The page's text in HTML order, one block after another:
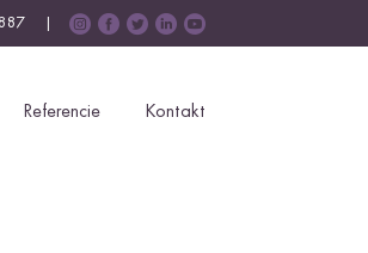
Referencie Kontakt